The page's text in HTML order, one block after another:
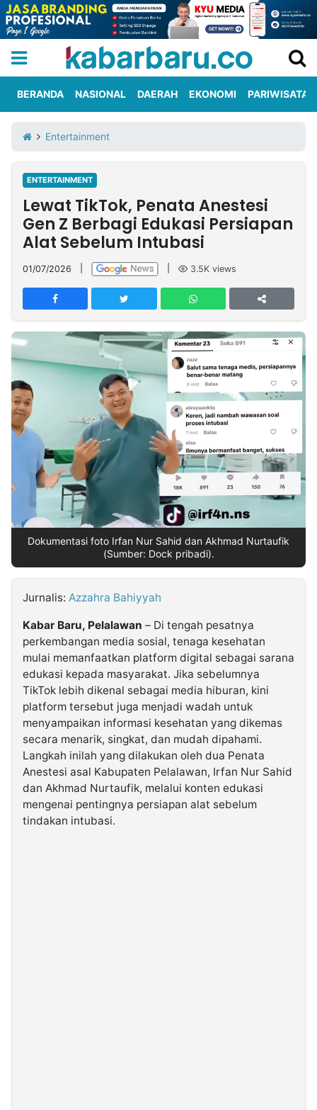
Iklan
Berita
Kami
Nasional
International
Olahraga
Entertainment
Daerah
Pariwisata
Kuliner
Kolom
Network
PT
TREETAN
INDONESIA
Partner
Insight
NTB
Suara
Time
Lens
IDN
Daily
Jogja
Jalan
Rakyat
Idealita
News
Kita
Notice
Dinamikapost.com
Radar
Baru
Seedbacklink
Kabarbaru
Kabarbaru.co
2026
Kabarbaru
Media
Holding
BERANDA NASIONAL DAERAH EKONOMI PARIWISATA
Entertainment
ENTERTAINMENT
Lewat TikTok, Penata Anestesi
Gen Z Berbagi Edukasi Persiapan
Alat Sebelum Intubasi
01/07/2026 3.5K views
Dokumentasi foto Irfan Nur Sahid dan Akhmad Nurtaufik
(Sumber: Dock pribadi).
Jurnalis: Azzahra Bahiyyah
Kabar Baru, Pelalawan – Di tengah pesatnya
perkembangan media sosial, tenaga kesehatan
mulai memanfaatkan platform digital sebagai sarana
edukasi kepada masyarakat. Jika sebelumnya
TikTok lebih dikenal sebagai media hiburan, kini
platform tersebut juga menjadi wadah untuk
menyampaikan informasi kesehatan yang dikemas
secara menarik, singkat, dan mudah dipahami.
Langkah inilah yang dilakukan oleh dua Penata
Anestesi asal Kabupaten Pelalawan, Irfan Nur Sahid
dan Akhmad Nurtaufik, melalui konten edukasi
mengenai pentingnya persiapan alat sebelum
tindakan intubasi.